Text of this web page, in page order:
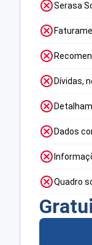
Serasa
Dívidas,
Dados
Quadro